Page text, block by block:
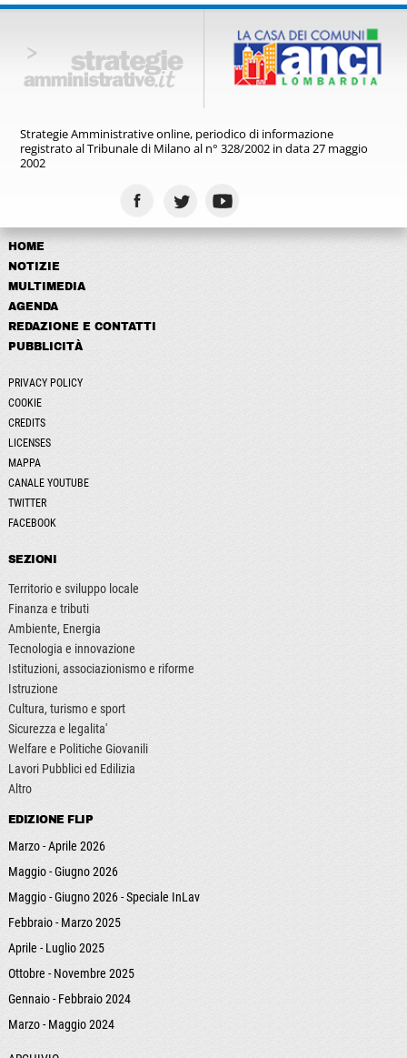
Strategie Amministrative online, periodico di informazione
registratoal Tribunale di Milano al n° 328/2002 in data 27 maggio
2002
HOME
NOTIZIE
MULTIMEDIA
AGENDA
REDAZIONE E CONTATTI
PUBBLICITÀ
PRIVACY POLICY
COOKIE
CREDITS
LICENSES
MAPPA
CANALE YOUTUBE
TWITTER
FACEBOOK
SEZIONI
Territorio e sviluppo locale
Finanza e tributi
Ambiente, Energia
Tecnologia e innovazione
Istituzioni, associazionismo e riforme
Istruzione
Cultura, turismo e sport
Sicurezza e legalita'
Welfare e Politiche Giovanili
Lavori Pubblici ed Edilizia
Altro
EDIZIONE FLIP
Marzo - Aprile 2026
Maggio - Giugno 2026
Maggio - Giugno 2026 - Speciale InLav
Febbraio - Marzo 2025
Aprile - Luglio 2025
Ottobre - Novembre 2025
Gennaio - Febbraio 2024
Marzo - Maggio 2024